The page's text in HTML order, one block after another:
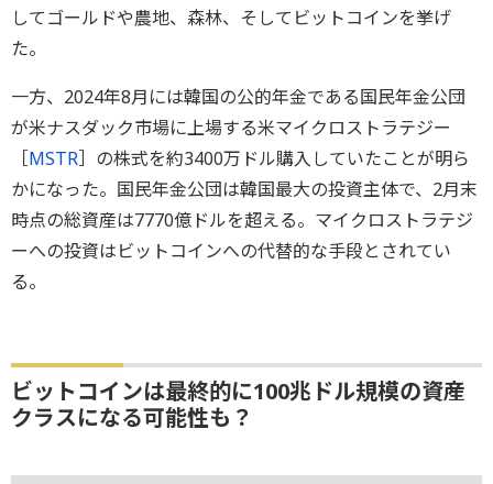
してゴールドや農地、森林、そしてビットコインを挙げ
た。
一方、2024年8月には韓国の公的年金である国民年金公団
が米ナスダック市場に上場する米マイクロストラテジー
［MSTR］の株式を約3400万ドル購入していたことが明ら
かになった。国民年金公団は韓国最大の投資主体で、2月末
時点の総資産は7770億ドルを超える。マイクロストラテジ
ーへの投資はビットコインへの代替的な手段とされてい
る。
ビットコインは最終的に100兆ドル規模の資産
クラスになる可能性も？